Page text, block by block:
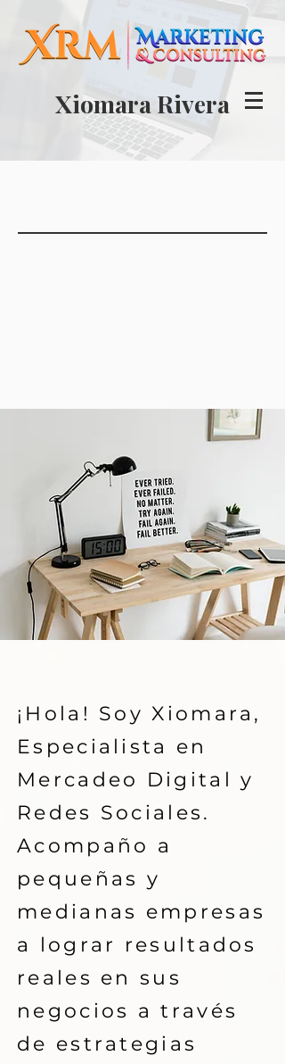
Xiomara Rivera
Mercadeo Digital
y Bienes
​¡Hola! Soy Xiomara,
Especialista en
Mercadeo Digital y
Redes Sociales.
Acompaño a
pequeñas y
medianas empresas
a lograr resultados
reales en sus
negocios a través
de estrategias